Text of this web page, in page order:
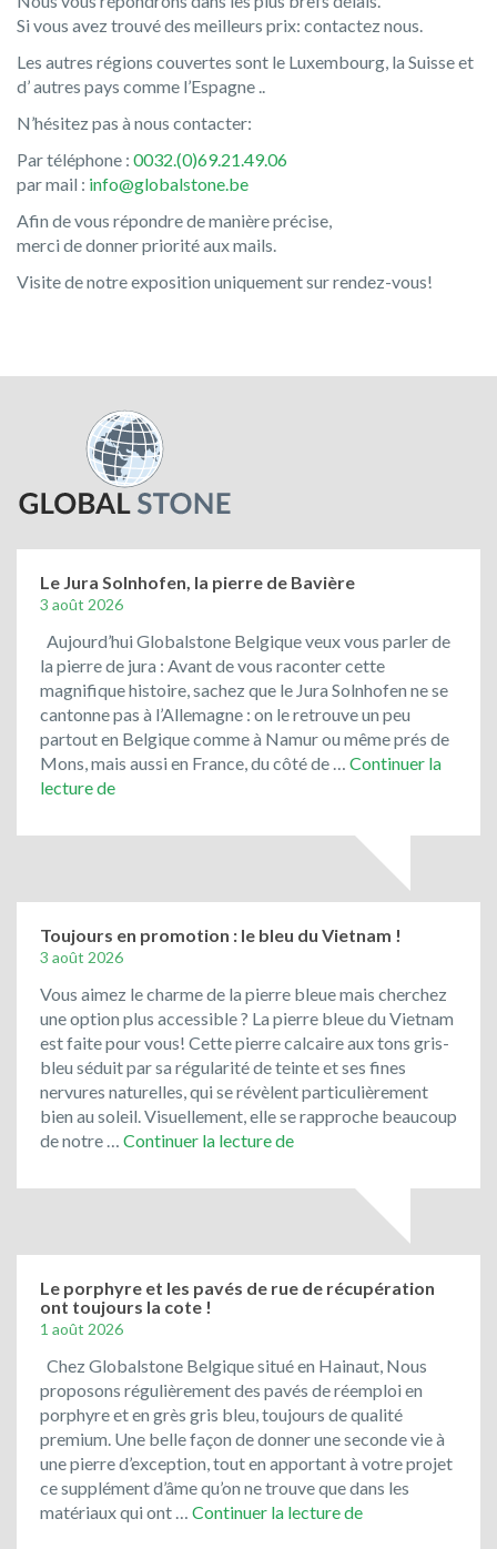
Si vous avez trouvé des meilleurs prix: contactez nous.
Les autres régions couvertes sont le Luxembourg, la Suisse et
d’ autres pays comme l’Espagne ..
N’hésitez pas à nous contacter:
Par téléphone : 0032.(0)69.21.49.06
par mail : info@globalstone.be
Afin de vous répondre de manière précise,
merci de donner priorité aux mails.
Visite de notre exposition uniquement sur rendez-vous!
Le Jura Solnhofen, la pierre de Bavière
3 août 2026
Aujourd’hui Globalstone Belgique veux vous parler de
la pierre de jura : Avant de vous raconter cette
magnifique histoire, sachez que le Jura Solnhofen ne se
cantonne pas à l’Allemagne : on le retrouve un peu
partout en Belgique comme à Namur ou même prés de
Mons, mais aussi en France, du côté de … Continuer la
lecture deLe
Solnhofen,
de
Bavière
Toujours en promotion : le bleu du Vietnam !
3 août 2026
Vous aimez le charme de la pierre bleue mais cherchez
une option plus accessible ? La pierre bleue du Vietnam
est faite pour vous! Cette pierre calcaire aux tons gris-
bleu séduit par sa régularité de teinte et ses fines
nervures naturelles, qui se révèlent particulièrement
bien au soleil. Visuellement, elle se rapproche beaucoup
de notre … Continuer la lecture deToujours
promotion
bleu
du
Le porphyre et les pavés de rue de récupération
ont toujours la cote !
1 août 2026
Chez Globalstone Belgique situé en Hainaut, Nous
proposons régulièrement des pavés de réemploi en
porphyre et en grès gris bleu, toujours de qualité
premium. Une belle façon de donner une seconde vie à
une pierre d’exception, tout en apportant à votre projet
ce supplément d’âme qu’on ne trouve que dans les
matériaux qui ont … Continuer la lecture deLe